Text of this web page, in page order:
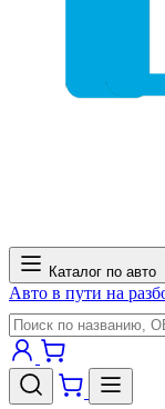
Каталог по авто
Авто в пути на